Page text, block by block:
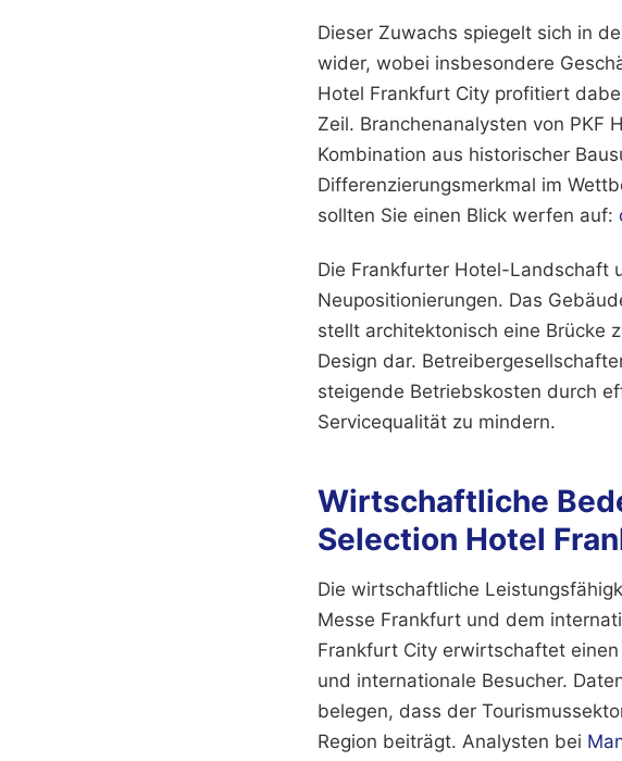
Dieser Zuwachs spiegelt sich in
wider, wobei insbesondere
Hotel Frankfurt City profitiert
Zeil. Branchenanalysten von PKF
Kombination aus historischer
Differenzierungsmerkmal im
sollten Sie einen Blick werfen auf:
Die Frankfurter Hotel-Landschaft
Neupositionierungen. Das
stellt architektonisch eine Brücke
Design dar.
steigende Betriebskosten durch
Servicequalität zu mindern.
Wirtschaftliche
Selection Hotel
Die wirtschaftliche
Messe Frankfurt und dem
Frankfurt City erwirtschaftet
und internationale Besucher.
belegen, dass der
Region beiträgt. Analysten bei